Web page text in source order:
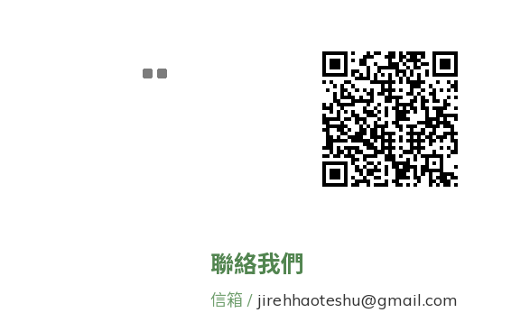
聯絡我們
信箱 / jirehhaoteshu@gmail.com